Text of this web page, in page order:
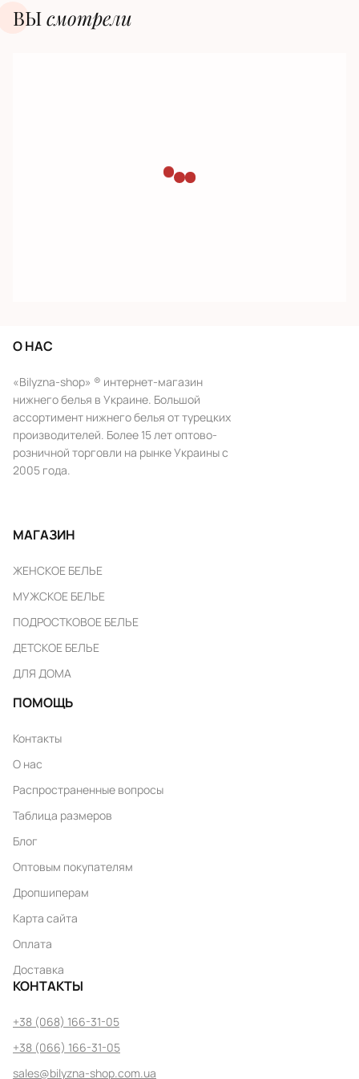
ВЫсмотрели
О НАС
«Bilyzna-shop» ® интернет-магазин
нижнего белья в Украине. Большой
ассортимент нижнего белья от турецких
производителей. Более 15 лет оптово-
розничной торговли на рынке Украины с
2005 года.
МАГАЗИН
ЖЕНСКОЕ БЕЛЬЕ
МУЖСКОЕ БЕЛЬЕ
ПОДРОСТКОВОЕ БЕЛЬЕ
ДЕТСКОЕ БЕЛЬЕ
ДЛЯ ДОМА
ПОМОЩЬ
Контакты
О нас
Распространенные вопросы
Таблица размеров
Блог
Оптовым покупателям
Дропшиперам
Карта сайта
Оплата
Доставка
КОНТАКТЫ
+38 (068) 166-31-05
+38 (066) 166-31-05
sales@bilyzna-shop.com.ua